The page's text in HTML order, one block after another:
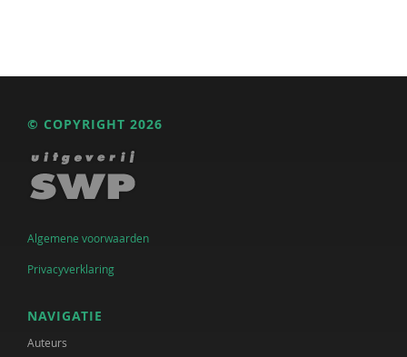
© COPYRIGHT 2026
Algemene voorwaarden
Privacyverklaring
NAVIGATIE
Auteurs